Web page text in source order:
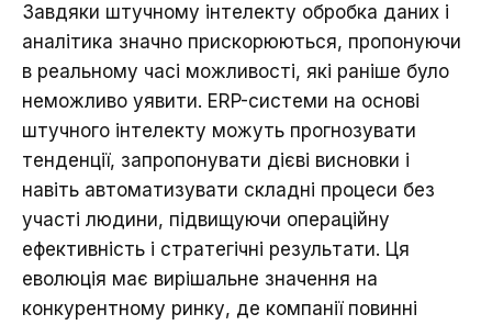
Завдяки штучному інтелекту обробка даних і
аналітика значно прискорюються, пропонуючи
в реальному часі можливості, які раніше було
неможливо уявити. ERP-системи на основі
штучного інтелекту можуть прогнозувати
тенденції, запропонувати дієві висновки і
навіть автоматизувати складні процеси без
участі людини, підвищуючи операційну
ефективність і стратегічні результати. Ця
еволюція має вирішальне значення на
конкурентному ринку, де компанії повинні